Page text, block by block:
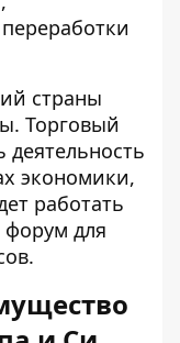
страны
Торговый
деятельность
экономики,
работать
для